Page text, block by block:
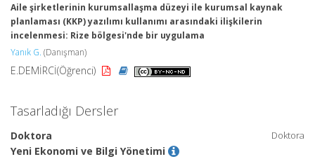
Aile şirketlerinin kurumsallaşma düzeyi ile kurumsal kaynak
planlaması (KKP) yazılımı kullanımı arasındaki ilişkilerin
incelenmesi: Rize bölgesi'nde bir uygulama
Yanık G. (Danışman)
E.DEMİRCİ(Öğrenci)
Tasarladığı Dersler
Doktora
Doktora
Yeni Ekonomi ve Bilgi Yönetimi